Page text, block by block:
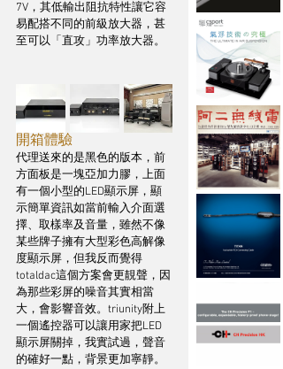
7V，其低輸出阻抗特性讓它容
易配搭不同的前級放大器，甚
至可以「直攻」功率放大器。
開箱體驗
代理送來的是黑色的版本，前
方面板是一塊亞加力膠，上面
有一個小型的LED顯示屏，顯
示簡單資訊如當前輸入介面選
擇、取樣率及音量，雖然不像
某些牌子擁有大型彩色高解像
度顯示屏，但我反而覺得
totaldac這個方案會更靚聲，因
為那些彩屏的噪音其實相當
大，會影響音效。triunity附上
一個遙控器可以讓用家把LED
顯示屏關掉，我實試過，聲音
的確好一點，背景更加寧靜。